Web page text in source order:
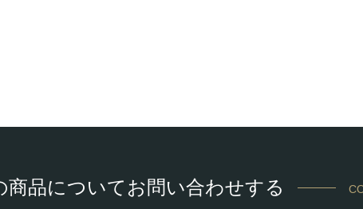
商品についてお問い合わせする